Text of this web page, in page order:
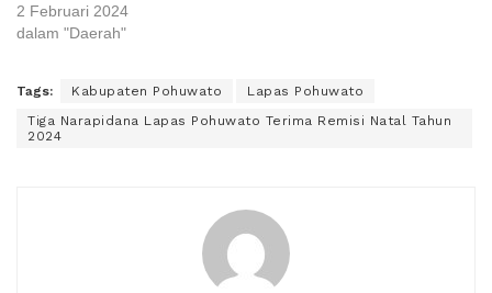
2 Februari 2024
dalam "Daerah"
Tags: Kabupaten Pohuwato
Lapas Pohuwato
Tiga Narapidana Lapas Pohuwato Terima Remisi Natal Tahun
2024